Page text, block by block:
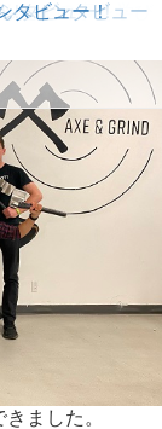
ました。
り♬
さんできまし
さんの事を学び
た！
！タビュー！
へインタビュー
タビュー！